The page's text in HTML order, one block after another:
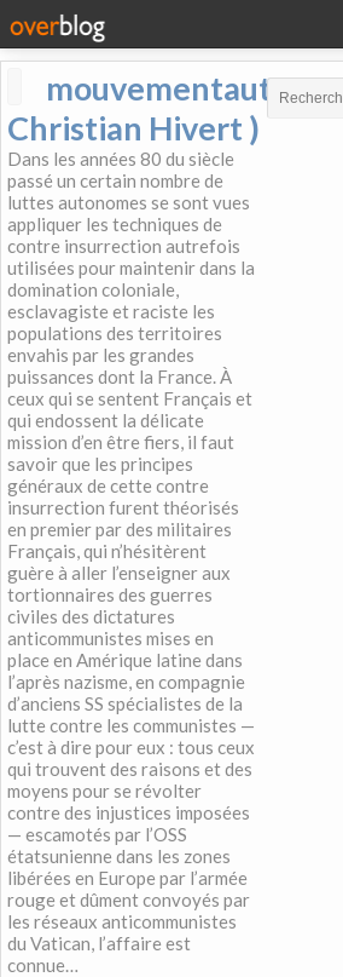
Christian Hivert )
Dans les années 80 du siècle
passé un certain nombre de
luttes autonomes se sont vues
appliquer les techniques de
contre insurrection autrefois
utilisées pour maintenir dans la
domination coloniale,
esclavagiste et raciste les
populations des territoires
envahis par les grandes
puissances dont la France. À
ceux qui se sentent Français et
qui endossent la délicate
mission d’en être fiers, il faut
savoir que les principes
généraux de cette contre
insurrection furent théorisés
en premier par des militaires
Français, qui n’hésitèrent
guère à aller l’enseigner aux
tortionnaires des guerres
civiles des dictatures
anticommunistes mises en
place en Amérique latine dans
l’après nazisme, en compagnie
d’anciens SS spécialistes de la
lutte contre les communistes —
c’est à dire pour eux : tous ceux
qui trouvent des raisons et des
moyens pour se révolter
contre des injustices imposées
— escamotés par l’OSS
étatsunienne dans les zones
libérées en Europe par l’armée
rouge et dûment convoyés par
les réseaux anticommunistes
du Vatican, l’affaire est
connue…